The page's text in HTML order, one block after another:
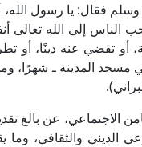
وسلم فقال: يا رسول
الناس إلى الله تعالى
تقضي عنه دينًا، أو
المدينة ـ شهرًا،
الاجتماعي، عن بالغ
الديني والثقافي،